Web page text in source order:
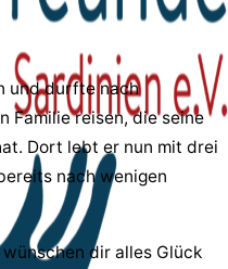
und durfte nach
Familie reisen, die seine
Dort lebt er nun mit drei
nach wenigen
dir alles Glück